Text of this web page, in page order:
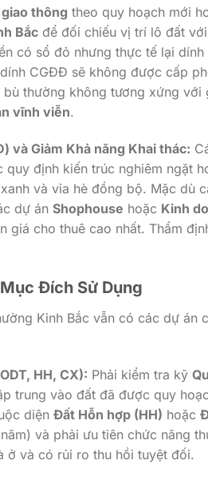
thông theo quy hoạch mới
Bắcđể đối chiếu vị trí lô đất
có sổ đỏ nhưng thực tế lại
CGĐĐ sẽ không được cấp
thường không tương xứng
vĩnh viễn.
và Giảm Khả năng Khai thác:
định kiến trúc nghiêm ngặt
và vỉa hè đồng bộ. Mặc dù
dự án Shophouse hoặc Kinh
cho thuê cao nhất. Thẩm
Đích Sử Dụng
Kinh Bắc vẫn có các dự án
HH, CX): Phải kiểm tra kỹ
trung vào đất đã được quy
diện Đất Hỗn hợp (HH) hoặc
và phải ưu tiên chức năng
ở và có rủi ro thu hồi tuyệt đối.